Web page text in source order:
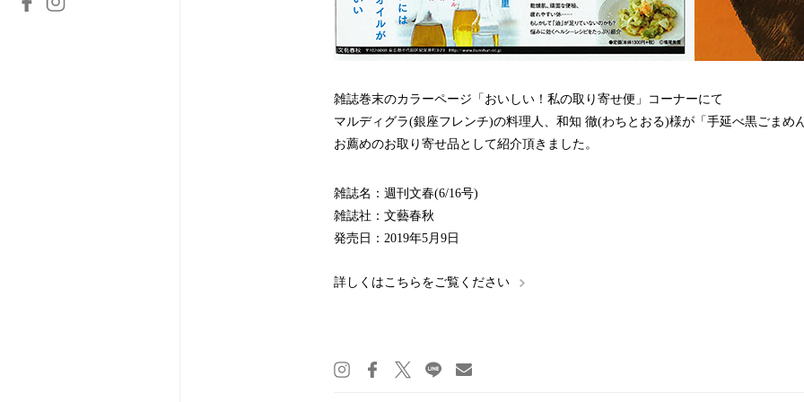
雑誌巻末のカラーページ「おいしい！私の取り寄せ便」コーナーにて
マルディグラ(銀座フレンチ)の料理人、和知 徹(わちとおる)様が「手延べ黒ごまめ
お薦めのお取り寄せ品として紹介頂きました。
雑誌名：週刊文春(6/16号)
雑誌社：文藝春秋
発売日：2019年5月9日
詳しくはこちらをご覧ください